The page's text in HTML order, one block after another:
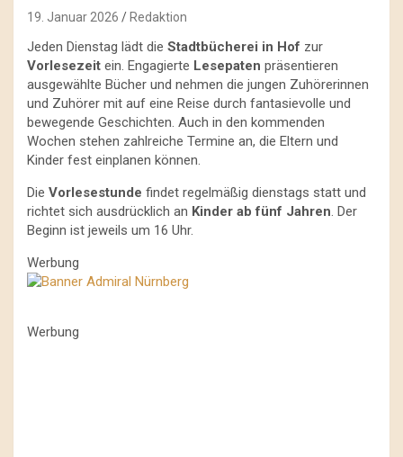
19. Januar 2026 Redaktion
Jeden Dienstag lädt die Stadtbücherei in Hof zur
Vorlesezeit ein. Engagierte Lesepaten präsentieren
ausgewählte Bücher und nehmen die jungen Zuhörerinnen
und Zuhörer mit auf eine Reise durch fantasievolle und
bewegende Geschichten. Auch in den kommenden
Wochen stehen zahlreiche Termine an, die Eltern und
Kinder fest einplanen können.
Die Vorlesestunde findet regelmäßig dienstags statt und
richtet sich ausdrücklich an Kinder ab fünf Jahren. Der
Beginn ist jeweils um 16 Uhr.
Werbung
Werbung